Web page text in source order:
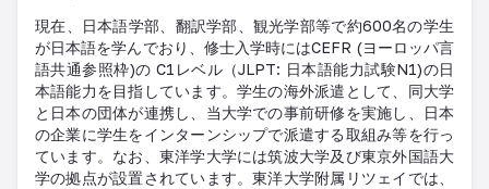
現在、日本語学部、翻訳学部、観光学部等で約600名の学生
が日本語を学んでおり、修士入学時にはCEFR (ヨーロッパ言
語共通参照枠)の C1レベル（JLPT: 日本語能力試験N1)の日
本語能力を目指しています。学生の海外派遣として、同大学
と日本の団体が連携し、当大学での事前研修を実施し、日本
の企業に学生をインターンシップで派遣する取組み等を行っ
ています。なお、東洋学大学には筑波大学及び東京外国語大
学の拠点が設置されています。東洋大学附属リツェイでは、